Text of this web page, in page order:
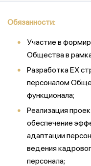
Обязанности:
Участие в
Общества в
Разработка ЕХ
персоналом
функционала;
Реализация
обеспечение
адаптации
ведения
персонала;